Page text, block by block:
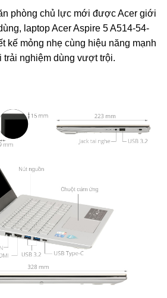
phòng chủ lực mới được Acer giới
laptop Acer Aspire 5 A514-54-
kế mỏng nhẹ cùng hiệu năng mạnh
trải nghiệm dùng vượt trội.